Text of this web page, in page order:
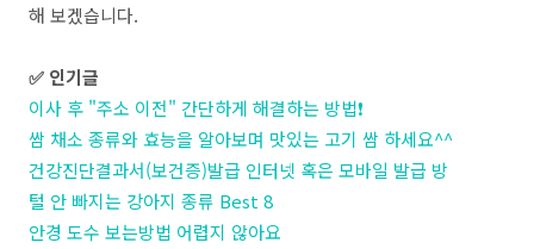
해 보겠습니다.
✅ 인기글
이사 후 "주소 이전" 간단하게 해결하는 방법❗
쌈 채소 종류와 효능을 알아보며 맛있는 고기 쌈 하세요^^
건강진단결과서(보건증)발급 인터넷 혹은 모바일 발급 방
털 안 빠지는 강아지 종류 Best 8
안경 도수 보는방법 어렵지 않아요